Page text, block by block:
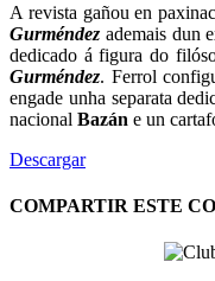
A revista gañou en
Gurméndez ademais dun
dedicado á figura do
Gurméndez. Ferrol
engade unha separata
nacional Bazán e un
Descargar
COMPARTIR ESTE